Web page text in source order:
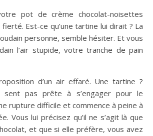
pot de crème chocolat-noisettes
Est-ce qu’une tartine lui dirait ? La
personne, semble hésiter. Et vous
l’air stupide, votre tranche de pain
d’un air effaré. Une tartine ?
pas prête à s’engager pour le
rupture difficile et commence à peine à
Vous lui précisez qu’il ne s’agit là que
et que si elle préfère, vous avez